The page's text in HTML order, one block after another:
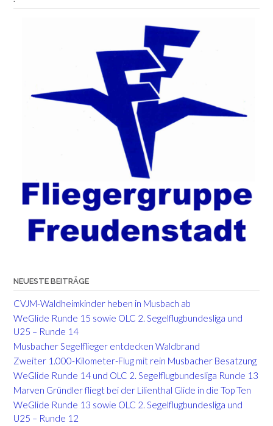
NEUESTE BEITRÄGE
CVJM-Waldheimkinder heben in Musbach ab
WeGlide Runde 15 sowie OLC 2. Segelflugbundesliga und
U25 – Runde 14
Musbacher Segelflieger entdecken Waldbrand
Zweiter 1.000-Kilometer-Flug mit rein Musbacher Besatzung
WeGlide Runde 14 und OLC 2. Segelflugbundesliga Runde 13
Marven Gründler fliegt bei der Lilienthal Glide in die Top Ten
WeGlide Runde 13 sowie OLC 2. Segelflugbundesliga und
U25 – Runde 12